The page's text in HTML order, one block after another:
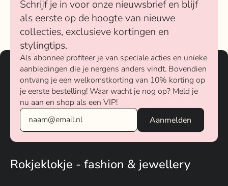
Schrijf je in voor onze nieuwsbrief en blijf
als eerste op de hoogte van nieuwe
collecties, exclusieve kortingen en
stylingtips.
Als abonnee profiteer je van speciale acties en unieke
aanbiedingen die je nergens anders vindt. Bovendien
ontvang je een welkomstkorting van 10% korting op
je eerste bestelling! Waar wacht je nog op? Meld je
nu aan en shop als een VIP!
Rokjeklokje - fashion & jewellery